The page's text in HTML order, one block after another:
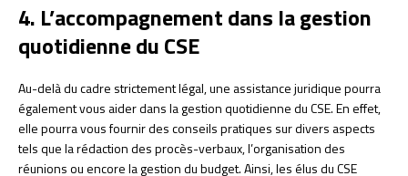
4. L’accompagnement dans la gestion
quotidienne du CSE
Au-delà du cadre strictement légal, une assistance juridique pourra
également vous aider dans la gestion quotidienne du CSE. En effet,
elle pourra vous fournir des conseils pratiques sur divers aspects
tels que la rédaction des procès-verbaux, l’organisation des
réunions ou encore la gestion du budget. Ainsi, les élus du CSE